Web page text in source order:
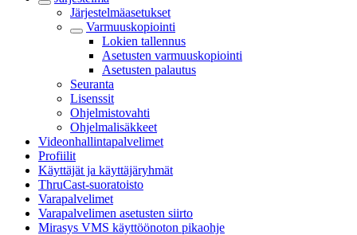
Järjestelmäasetukset
Varmuuskopiointi
Lokien tallennus
Asetusten varmuuskopiointi
Asetusten palautus
Seuranta
Lisenssit
Ohjelmistovahti
Ohjelmalisäkkeet
Videonhallintapalvelimet
Profiilit
Käyttäjät ja käyttäjäryhmät
ThruCast-suoratoisto
Varapalvelimet
Varapalvelimen asetusten siirto
Mirasys VMS käyttöönoton pikaohje